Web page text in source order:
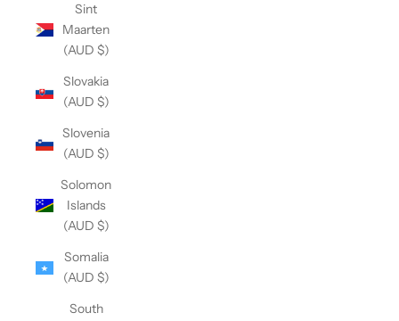
Sint
Maarten
(AUD $)
Slovakia
(AUD $)
Slovenia
(AUD $)
Solomon
Islands
(AUD $)
Somalia
(AUD $)
South